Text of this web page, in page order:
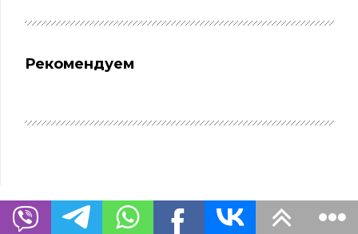
Рекомендуем